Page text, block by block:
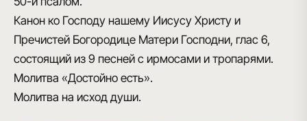
Канон ко Господу нашему Иисусу Христу и
Пречистей Богородице Матери Господни, глас 6,
состоящий из 9 песней с ирмосами и тропарями.
Молитва «Достойно есть».
Молитва на исход души.